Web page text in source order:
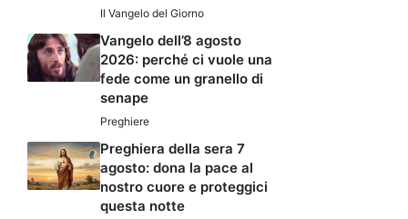
Il Vangelo del Giorno
Vangelo dell’8 agosto
2026: perché ci vuole una
fede come un granello di
senape
Preghiere
Preghiera della sera 7
agosto: dona la pace al
nostro cuore e proteggici
questa notte